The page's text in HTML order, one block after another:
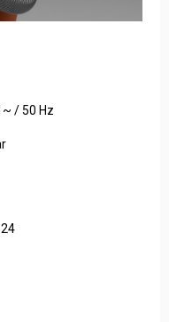
/ 50 Hz